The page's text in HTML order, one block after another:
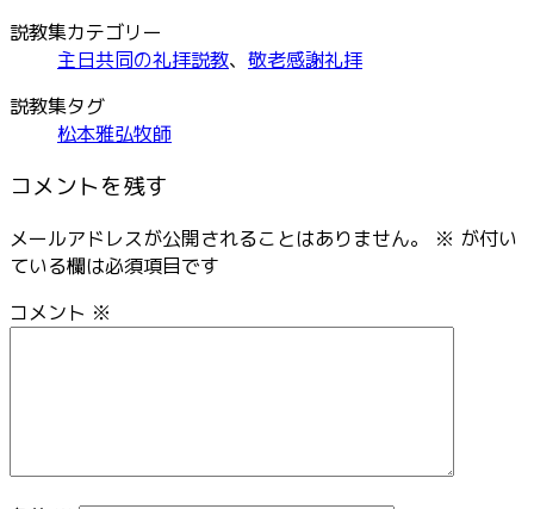
説教集カテゴリー
主日共同の礼拝説教、 敬老感謝礼拝
説教集タグ
松本雅弘牧師
コメントを残す
メールアドレスが公開されることはありません。 ※ が付い
ている欄は必須項目です
コメント ※